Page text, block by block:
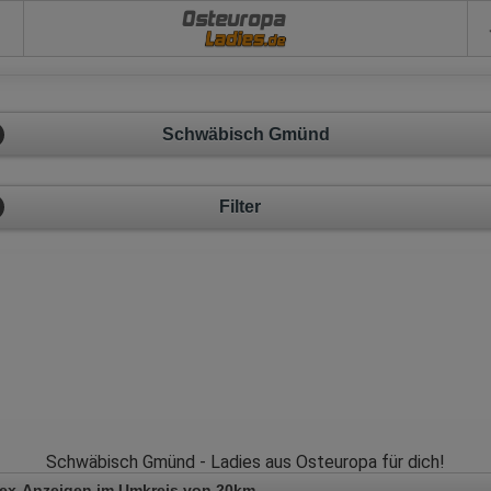
Osteuropa
Schwäbisch Gmünd
Filter
Schwäbisch Gmünd - Ladies aus Osteuropa für dich!